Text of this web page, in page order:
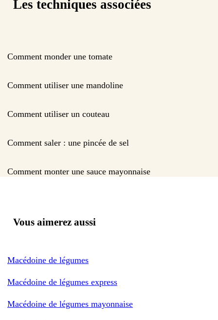
Les techniques associées
Comment monder une tomate
Comment utiliser une mandoline
Comment utiliser un couteau
Comment saler : une pincée de sel
Comment monter une sauce mayonnaise
Vous aimerez aussi
Macédoine de légumes
Macédoine de légumes express
Macédoine de légumes mayonnaise